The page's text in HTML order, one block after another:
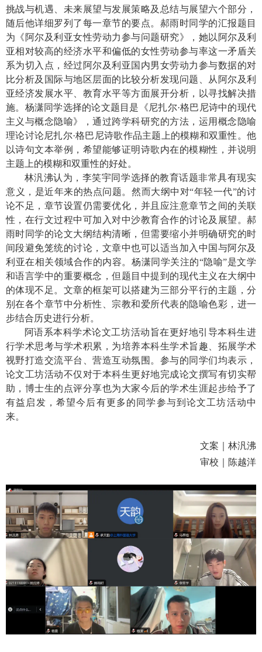
挑战与机遇、未来展望与发展策略及总结与展望六个部分，
随后他详细罗列了每一章节的要点。郝雨时同学的汇报题目
为《阿尔及利亚女性劳动力参与问题研究》，她以阿尔及利
亚相对较高的经济水平和偏低的女性劳动参与率这一矛盾关
系为切入点，经过阿尔及利亚国内男女劳动力参与数据的对
比分析及国际与地区层面的比较分析发现问题、从阿尔及利
亚经济发展水平、教育水平等方面展开分析，以寻找解决措
施。杨潇同学选择的论文题目是《尼扎尔·格巴尼诗中的现代
主义与概念隐喻》，通过跨学科研究的方法，运用概念隐喻
理论讨论尼扎尔·格巴尼诗歌作品主题上的模糊和双重性。他
以诗句文本举例，希望能够证明诗歌内在的模糊性，并说明
主题上的模糊和双重性的好处。
林汎沸认为，李笑宇同学选择的教育话题非常具有现实
意义，是近年来的热点问题。然而大纲中对“年轻一代”的讨
论不足，章节设置仍需要优化，并且应注意章节之间的关联
性，在行文过程中可加入对中沙教育合作的讨论及展望。郝
雨时同学的论文大纲结构清晰，但需要缩小并明确研究的时
间段避免笼统的讨论，文章中也可以适当加入中国与阿尔及
利亚在相关领域合作的内容。杨潇同学关注的“隐喻”是文学
和语言学中的重要概念，但题目中提到的现代主义在大纲中
的体现不足。文章的框架可以搭建为三部分平行的主题，分
别在各个章节中分析性、宗教和爱所代表的隐喻色彩，进一
步结合历史进行分析。
阿语系本科学术论文工坊活动旨在更好地引导本科生进
行学术思考与学术积累，为培养本科生学术旨趣、拓展学术
视野打造交流平台、营造互动氛围。参与的同学们均表示，
论文工坊活动不仅对于本科生更好地完成论文撰写有切实帮
助，博士生的点评分享也为大家今后的学术生涯起步给予了
有益启发，希望今后有更多的同学参与到论文工坊活动中
来。
文案｜林汎沸
审校｜陈越洋